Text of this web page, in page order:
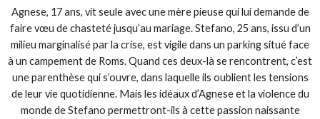
Agnese, 17 ans, vit seule avec une mère pieuse qui lui demande de
faire vœu de chasteté jusqu’au mariage. Stefano, 25 ans, issu d’un
milieu marginalisé par la crise, est vigile dans un parking situé face
à un campement de Roms. Quand ces deux-là se rencontrent, c’est
une parenthèse qui s’ouvre, dans laquelle ils oublient les tensions
de leur vie quotidienne. Mais les idéaux d’Agnese et la violence du
monde de Stefano permettront-ils à cette passion naissante